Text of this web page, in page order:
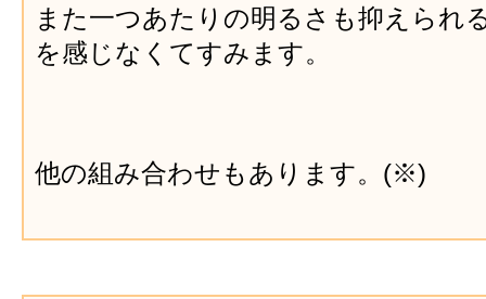
また一つあたりの明るさも抑えられ
を感じなくてすみます。
他の組み合わせもあります。(※)